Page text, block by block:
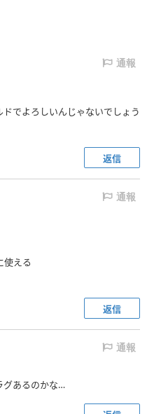
通報
でよろしいんじゃないでしょう
返信
通報
使える
返信
通報
グあるのかな…